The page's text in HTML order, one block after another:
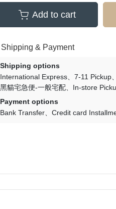
搖滾
行搖滾
衛搖滾
Add to cart
Shipping & Payment
Shipping options
International Express
7-11 Pickup
黑貓宅急便-一般宅配
In-store
Payment options
Bank Transfer
Credit card